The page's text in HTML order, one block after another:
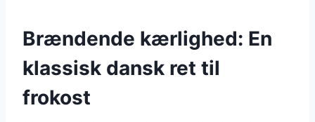
Brændende kærlighed: En
klassisk dansk ret til
frokost